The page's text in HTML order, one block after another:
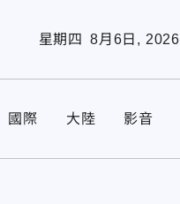
星期四 8月6日, 2026
國際 大陸 影音